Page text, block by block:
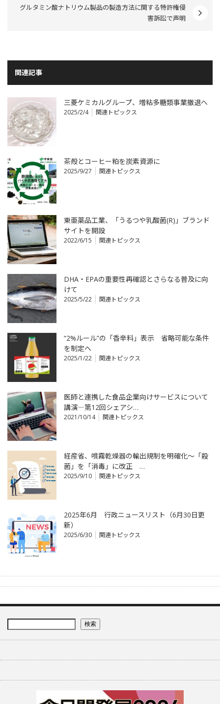
グルタミン酸ナトリウム製品の製造方法に関する特許権侵
害訴訟で声明
関連記事
三菱ケミカルグループ、増粘多糖類事業撤退へ
2025/2/4 関連トピックス
茶殻とコーヒー粕を炭素資源に
2025/9/27 関連トピックス
東亜薬品工業、「うるつや乳酸菌(R)」ブランド
サイトを開設
2022/6/15 関連トピックス
DHA・EPAの重要性再確認とさらなる普及に向
けて
2025/5/22 関連トピックス
“2%ルール”の「香辛料」表示 省略可能な条件
を制定へ
2025/1/22 関連トピックス
医師と連携した食品企業向けサービスについて
講演―第12回シェアシ…
2021/10/14 関連トピックス
経産省、噴霧乾燥器の輸出規制を明確化～「殺
菌」を「消毒」に改正 …
2025/9/10 関連トピックス
2025年6月 行政ニュースリスト（6月30日更
新）
2025/6/30 関連トピックス
検索